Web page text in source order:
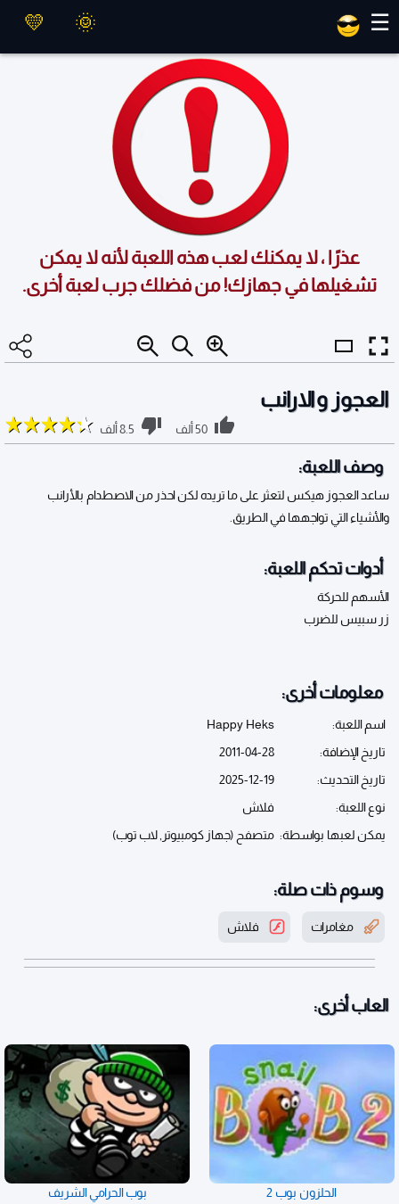
☰
عذرًا ، لا يمكنك لعب هذه اللعبة لأنه لا يمكن
تشغيلها في جهازك! من فضلك جرب لعبة أخرى.
العجوز و الارانب
50 ألف 8.5 ألف
وصف اللعبة:
ساعد العجوز هيكس لتعثر على ما تريده لكن احذر من الاصطدام بالأرانب
والأشياء التي تواجهها في الطريق.
أدوات تحكم اللعبة:
الأسهم للحركة
زر سبيس للضرب
معلومات أخرى:
اسم اللعبة:
Happy Heks
تاريخ الإضافة:
2011-04-28
تاريخ التحديث:
2025-12-19
نوع اللعبة:
فلاش
يمكن لعبها بواسطة: متصفح (جهاز كومبيوتر, لاب توب)
وسوم ذات صلة:
مغامرات فلاش
العاب أخرى:
الحلزون بوب 2 بوب الحرامي الشريف